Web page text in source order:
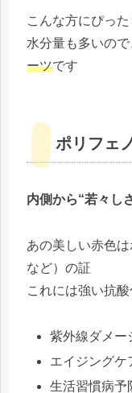
こんな方にぴった
水分量も多いので
ーツです
ポリフェ
内側から“若々し
あの美しい赤色
など）の証
これには強い抗酸
紫外線ダメー
エイジングケ
生活習慣病予